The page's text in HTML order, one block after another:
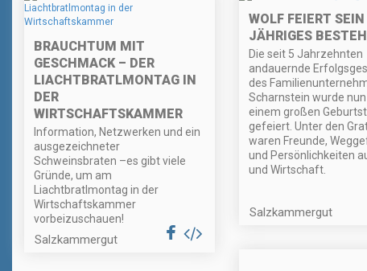
BRAUCHTUM MIT
GESCHMACK – DER
LIACHTBRATLMONTAG IN
DER
WIRTSCHAFTSKAMMER
Information, Netzwerken und ein
ausgezeichneter
Schweinsbraten –es gibt viele
Gründe, um am
Liachtbratlmontag in der
Wirtschaftskammer
vorbeizuschauen!
Salzkammergut
WOLF FEIERT
JÄHRIGES
Die seit 5 Jahrzehnten
andauernde
des
Scharnstein wurde
einem großen
gefeiert. Unter den
waren Freunde,
und Persönlichkeiten
und Wirtschaft.
Salzkammergut